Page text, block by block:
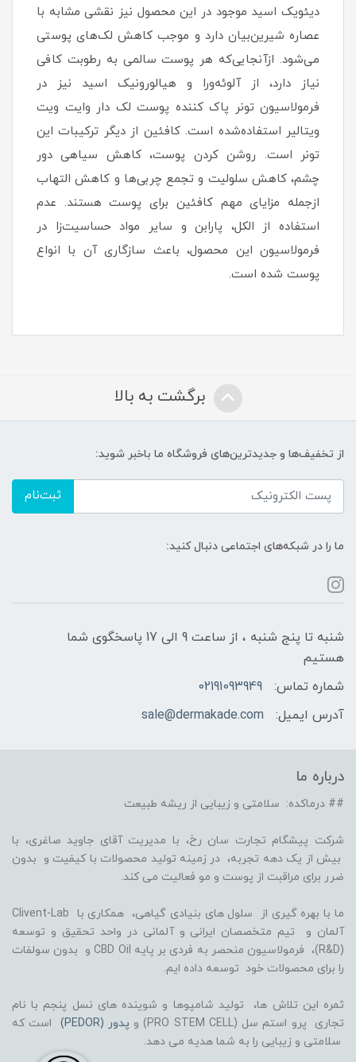
دیئویک اسید موجود در این محصول نیز نقشی مشابه با
عصاره شیرین‌بیان دارد و موجب کاهش لک‌های پوستی
می‌شود. ازآنجایی‌که هر پوست سالمی به رطوبت کافی
نیاز دارد، از آلوئه‌ورا و هیالورونیک اسید نیز در
فرمولاسیون تونر پاک کننده پوست لک دار وایت ویت
ویتالیر استفاده‌شده است. کافئین از دیگر ترکیبات این
تونر است. روشن کردن پوست، کاهش سیاهی دور
چشم، کاهش سلولیت و تجمع چربی‌ها و کاهش التهاب
ازجمله مزایای مهم کافئین برای پوست هستند. عدم
استفاده از الکل، پارابن و سایر مواد حساسیت‌زا در
فرمولاسیون این محصول، باعث سازگاری آن با انواع
پوست شده است.
برگشت به بالا
از تخفیف‌ها و جدیدترین‌های فروشگاه ما باخبر شوید:
ثبت‌نام
ما را در شبکه‌های اجتماعی دنبال کنید:
شنبه تا پنج شنبه ، از ساعت 9 الی 17 پاسخگوی شما
هستیم
شماره تماس:
02191093949
آدرس ایمیل:
sale@dermakade.com
درباره ما
## درماکده: سلامتی و زیبایی از ریشه طبیعت
شرکت پیشگام تجارت سان رخ، با مدیریت آقای جاوید صاغری، با
بیش از یک دهه تجربه، در زمینه تولید محصولات با کیفیت و بدون
ضرر برای مراقبت از پوست و مو فعالیت می کند.
ما با بهره گیری از سلول های بنیادی گیاهی، همکاری با Clivent-Lab
آلمان و تیم متخصصان ایرانی و آلمانی در واحد تحقیق و توسعه
(R&D)، فرمولاسیون منحصر به فردی بر پایه CBD Oil و بدون سولفات
را برای محصولات خود توسعه داده ایم.
ثمره این تلاش ها، تولید شامپوها و شوینده های نسل پنجم با نام
تجاری پرو استم سل (PRO STEM CELL) و
پدور (PEDOR)
است که
سلامتی و زیبایی را به شما هدیه می دهد.